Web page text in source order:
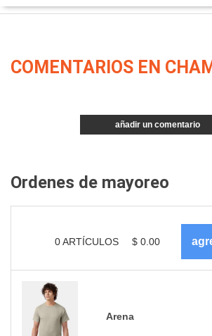
COMENTARIOS EN
añadir un comentario
Ordenes de mayoreo
0ARTÍCULOS $ 0.00
Arena